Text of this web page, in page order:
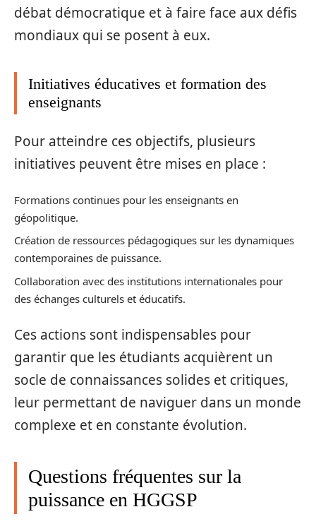
débat démocratique et à faire face aux défis
mondiaux qui se posent à eux.
Initiatives éducatives et formation des
enseignants
Pour atteindre ces objectifs, plusieurs
initiatives peuvent être mises en place :
Formations continues pour les enseignants en
géopolitique.
Création de ressources pédagogiques sur les dynamiques
contemporaines de puissance.
Collaboration avec des institutions internationales pour
des échanges culturels et éducatifs.
Ces actions sont indispensables pour
garantir que les étudiants acquièrent un
socle de connaissances solides et critiques,
leur permettant de naviguer dans un monde
complexe et en constante évolution.
Questions fréquentes sur la
puissance en HGGSP